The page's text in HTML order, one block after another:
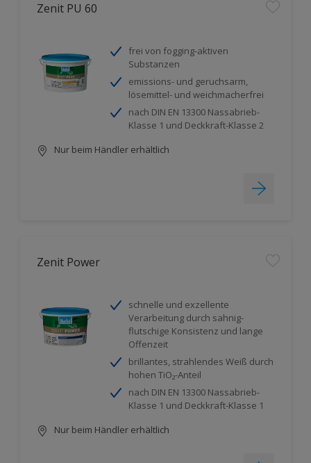
Zenit PU 60
frei von fogging-aktiven
Substanzen
emissions- und geruchsarm,
lösemittel- und weichmacherfrei
nach DIN EN 13300 Nassabrieb-
Klasse 1 und Deckkraft-Klasse 2
Nur beim Händler erhältlich
Zenit Power
schnelle und exzellente
Verarbeitung durch sahnig-
flutschige Konsistenz und lange
Offenzeit
brillantes, strahlendes Weiß durch
hohen TiO₂-Anteil
nach DIN EN 13300 Nassabrieb-
Klasse 1 und Deckkraft-Klasse 1
Nur beim Händler erhältlich